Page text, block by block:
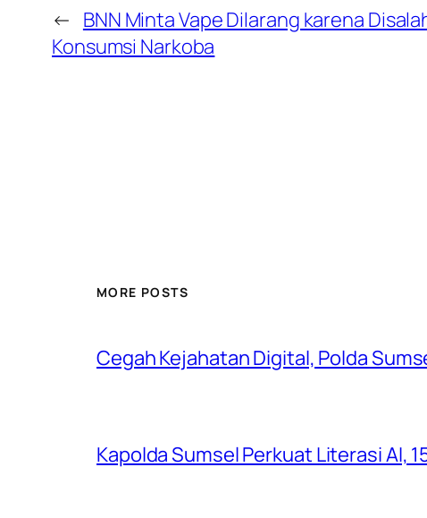
← BNN Minta Vape Dilarang karena
Konsumsi Narkoba
MORE POSTS
Cegah Kejahatan Digital, Polda
Kapolda Sumsel Perkuat Literasi AI,